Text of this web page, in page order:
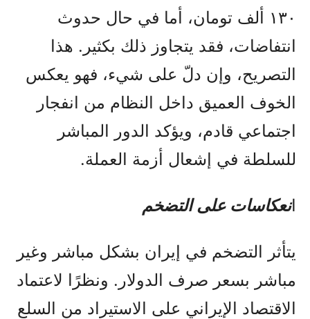
۱۳۰ ألف تومان، أما في حال حدوث
انتفاضات، فقد يتجاوز ذلك بكثير. هذا
التصريح، وإن دلّ على شيء، فهو يعكس
الخوف العميق داخل النظام من انفجار
اجتماعي قادم، ويؤكد الدور المباشر
للسلطة في إشعال أزمة العملة.
انعكاسات على التضخم
يتأثر التضخم في إيران بشكل مباشر وغير
مباشر بسعر صرف الدولار. ونظرًا لاعتماد
الاقتصاد الإيراني على الاستيراد من السلع